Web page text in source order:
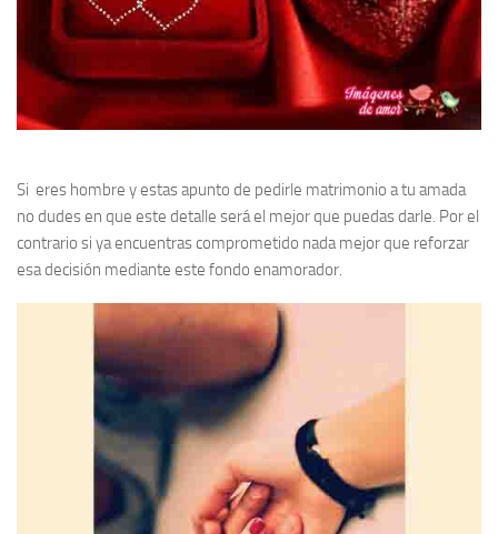
Si eres hombre y estas apunto de pedirle matrimonio a tu amada
no dudes en que este detalle será el mejor que puedas darle. Por el
contrario si ya encuentras comprometido nada mejor que reforzar
esa decisión mediante este fondo enamorador.